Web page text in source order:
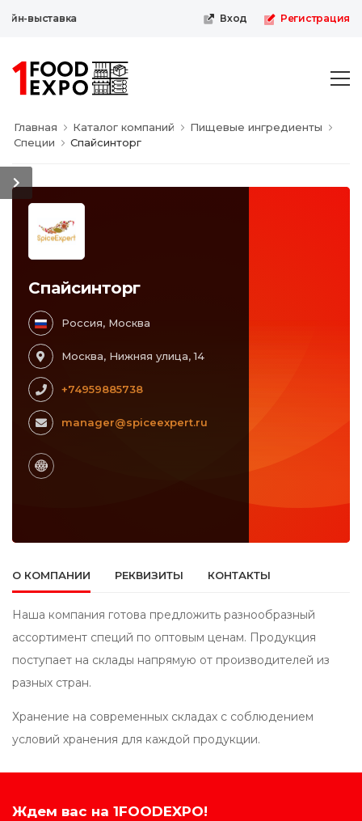
выставка Вход Регистрация
Главная Каталог компаний
Пищевые ингредиенты
Специи
Спайсинторг
Спайсинторг
Россия, Москва
Москва, Нижняя улица, 14
+74959885738
manager@spiceexpert.ru
О КОМПАНИИ РЕКВИЗИТЫ КОНТАКТЫ
Наша компания готова предложить разнообразный
ассортимент специй по оптовым ценам. Продукция
поступает на склады напрямую от производителей из
разных стран.
Хранение на современных складах с соблюдением
условий хранения для каждой продукции.
Ждем вас на 1FOODEXPO!